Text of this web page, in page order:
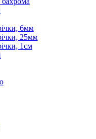
6мм
25мм
1см